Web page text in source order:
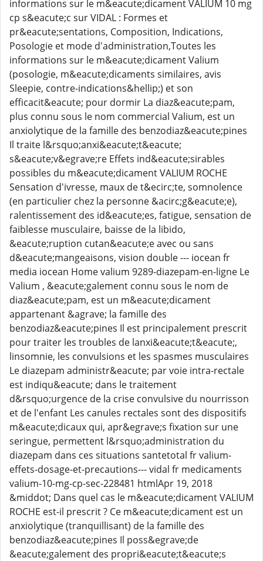
informations sur le m&eacute;dicament VALIUM 10 mg
cp s&eacute;c sur VIDAL : Formes et
pr&eacute;sentations, Composition, Indications,
Posologie et mode d'administration,Toutes les
informations sur le m&eacute;dicament Valium
(posologie, m&eacute;dicaments similaires, avis
Sleepie, contre-indications&hellip;) et son
efficacit&eacute; pour dormir La diaz&eacute;pam,
plus connu sous le nom commercial Valium, est un
anxiolytique de la famille des benzodiaz&eacute;pines
Il traite l&rsquo;anxi&eacute;t&eacute;
s&eacute;v&egrave;re Effets ind&eacute;sirables
possibles du m&eacute;dicament VALIUM ROCHE
Sensation d'ivresse, maux de t&ecirc;te, somnolence
(en particulier chez la personne &acirc;g&eacute;e),
ralentissement des id&eacute;es, fatigue, sensation de
faiblesse musculaire, baisse de la libido,
&eacute;ruption cutan&eacute;e avec ou sans
d&eacute;mangeaisons, vision double --- iocean fr
media iocean Home valium 9289-diazepam-en-ligne Le
Valium , &eacute;galement connu sous le nom de
diaz&eacute;pam, est un m&eacute;dicament
appartenant &agrave; la famille des
benzodiaz&eacute;pines Il est principalement prescrit
pour traiter les troubles de lanxi&eacute;t&eacute;,
linsomnie, les convulsions et les spasmes musculaires
Le diazepam administr&eacute; par voie intra-rectale
est indiqu&eacute; dans le traitement
d&rsquo;urgence de la crise convulsive du nourrisson
et de l'enfant Les canules rectales sont des dispositifs
m&eacute;dicaux qui, apr&egrave;s fixation sur une
seringue, permettent l&rsquo;administration du
diazepam dans ces situations santetotal fr valium-
effets-dosage-et-precautions--- vidal fr medicaments
valium-10-mg-cp-sec-228481 htmlApr 19, 2018
&middot; Dans quel cas le m&eacute;dicament VALIUM
ROCHE est-il prescrit ? Ce m&eacute;dicament est un
anxiolytique (tranquillisant) de la famille des
benzodiaz&eacute;pines Il poss&egrave;de
&eacute;galement des propri&eacute;t&eacute;s